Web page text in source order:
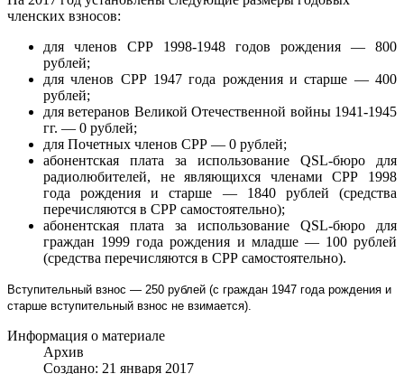
членских взносов:
для членов СРР 1998-1948 годов рождения — 800
рублей;
для членов СРР 1947 года рождения и старше — 400
рублей;
для ветеранов Великой Отечественной войны 1941-1945
гг. — 0 рублей;
для Почетных членов СРР — 0 рублей;
абонентская плата за использование QSL-бюро для
радиолюбителей, не являющихся членами СРР 1998
года рождения и старше — 1840 рублей (средства
перечисляются в СРР самостоятельно);
абонентская плата за использование QSL-бюро для
граждан 1999 года рождения и младше — 100 рублей
(средства перечисляются в СРР самостоятельно).
Вступительный взнос — 250 рублей (с граждан 1947 года рождения и
старше вступительный взнос не взимается).
Информация о материале
Архив
Создано: 21 января 2017